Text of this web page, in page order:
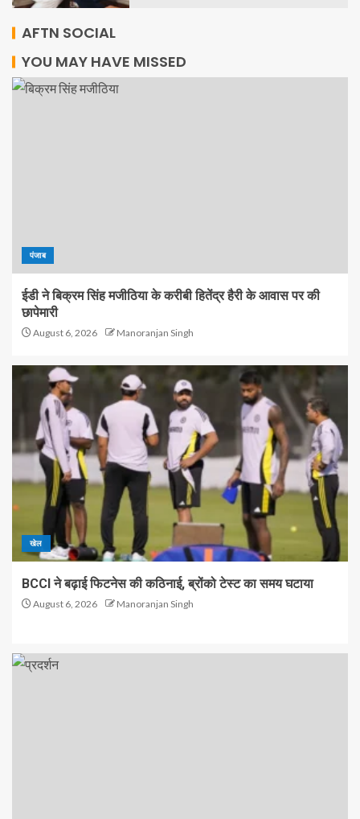
AFTN SOCIAL
YOU MAY HAVE MISSED
पंजाब
ईडी ने बिक्रम सिंह मजीठिया के करीबी हितेंद्र हैरी के आवास पर की
छापेमारी
August 6, 2026 Manoranjan Singh
खेल
BCCI ने बढ़ाई फिटनेस की कठिनाई, ब्रोंको टेस्ट का समय घटाया
August 6, 2026 Manoranjan Singh